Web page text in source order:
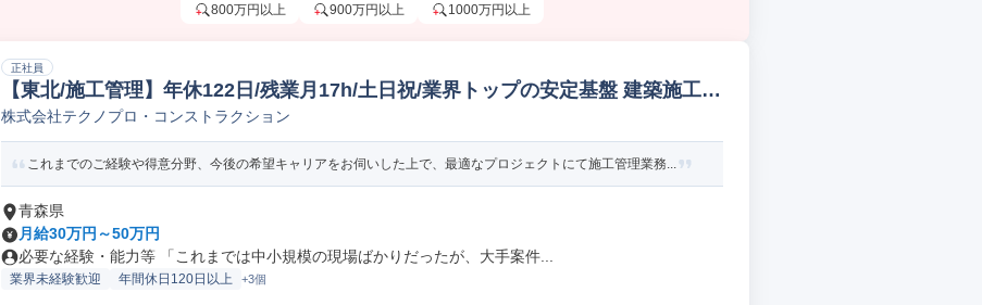
800万円以上 900万円以上 1000万円以上
正社員
【東北/施工管理】年休122日/残業月17h/土日祝/業界トップの安定基盤 建築施工管
理
株式会社テクノプロ・コンストラクション
これまでのご経験や得意分野、今後の希望キャリアをお伺いした上で、最適なプロジェクトにて施工管理業務...
青森県
月給30万円～50万円
必要な経験・能力等 「これまでは中小規模の現場ばかりだったが、大手案件...
業界未経験歓迎 年間休日120日以上 +3個